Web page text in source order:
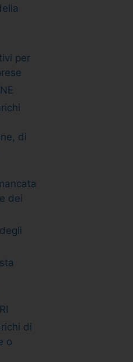
per
di
dei
di
o